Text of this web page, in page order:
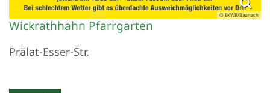
© EKWB/Baunach
Wickrathhahn Pfarrgarten
Prälat-Esser-Str.